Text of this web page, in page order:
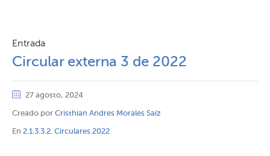
Entrada
Circular externa 3 de 2022
27 agosto, 2024
Creado por Cristhian Andres Morales Saiz
En 2.1.3.3.2. Circulares 2022